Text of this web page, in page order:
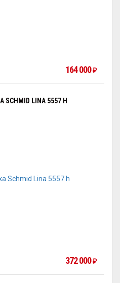
164 000₽
LINA 5557 H
372 000₽